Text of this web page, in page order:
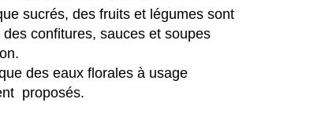
sucrés, des fruits et légumes sont
confitures, sauces et soupes
des eaux florales à usage
proposés.